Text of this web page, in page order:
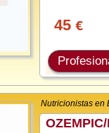
45 €
Nutricionistas en